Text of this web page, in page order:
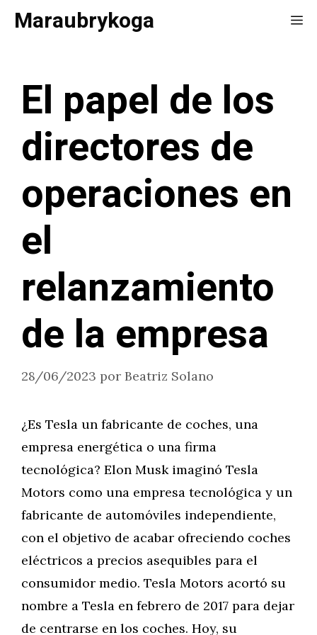
SaltarMaraubrykoga
El papel de los
directores de
operaciones en
el
relanzamiento
de la empresa
28/06/2023 por Beatriz Solano
¿Es Tesla un fabricante de coches, una
empresa energética o una firma
tecnológica? Elon Musk imaginó Tesla
Motors como una empresa tecnológica y un
fabricante de automóviles independiente,
con el objetivo de acabar ofreciendo coches
eléctricos a precios asequibles para el
consumidor medio. Tesla Motors acortó su
nombre a Tesla en febrero de 2017 para dejar
de centrarse en los coches. Hoy, su